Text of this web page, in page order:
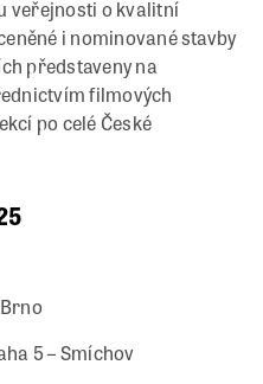
veřejnosti o kvalitní
i nominované stavby
představeny na
filmových
po celé České
5 – Smíchov